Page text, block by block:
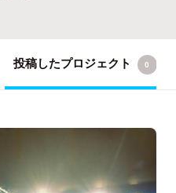
投稿したプロジェクト 0